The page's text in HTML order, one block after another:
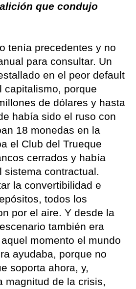
que condujo
tenía precedentes y no
para consultar. Un
en el peor default
capitalismo, porque
de dólares y hasta
había sido el ruso con
18 monedas en la
el Club del Trueque
cerrados y había
sistema contractual.
la convertibilidad e
todos los
por el aire. Y desde la
también era
momento el mundo
ayudaba, porque no
soporta ahora, y,
magnitud de la crisis,